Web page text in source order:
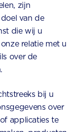
zijn
van de
die wij u
relatie met u
over de
bij u
over
applicaties te